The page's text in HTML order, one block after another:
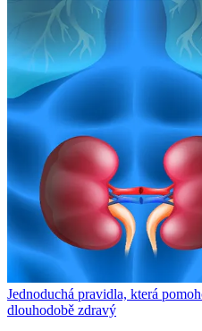
Jednoduchá pravidla, která
dlouhodobě zdravý